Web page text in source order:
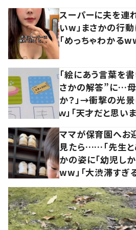
スーパーに夫を連
いw」まさかの行動
「めっちゃわかる
「絵にあう言葉を
さかの解答”に…母
か？」→衝撃の光景
ｗ」「天才だと思いま
ママが保育園へ
見たら……「先生と
かの姿に「幼児し
ww」「大渋滞すぎ